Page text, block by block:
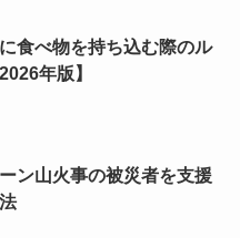
食べ物を持ち込む際のル
年版】
ン山火事の被災者を支援